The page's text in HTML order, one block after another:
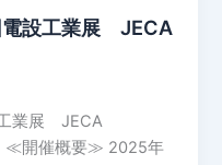
電設工業展 JECA
業展 JECA
≪開催概要≫ 2025年